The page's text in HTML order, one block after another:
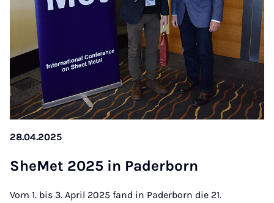
28.04.2025
She­Met 2025 in Pa­der­born
Vom 1. bis 3. April 2025 fand in Paderborn die 21.